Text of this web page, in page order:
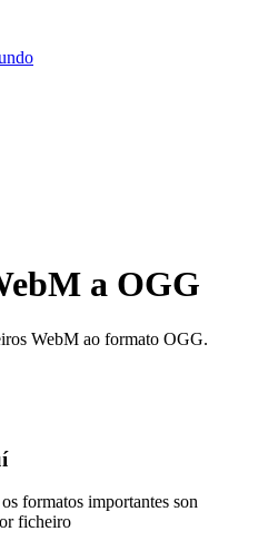
a OGG
WebM ao formato OGG.
formatos importantes son
ficheiro